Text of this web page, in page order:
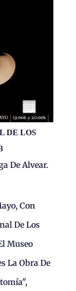
DE LOS
De Alvear.
Con
De Los
Museo
La Obra De